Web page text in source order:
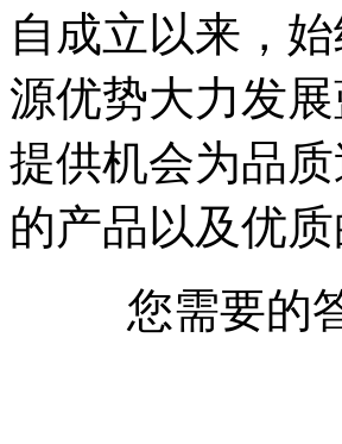
自成立以来，
源优势大力发
提供机会为品
的产品以及优
您需要的